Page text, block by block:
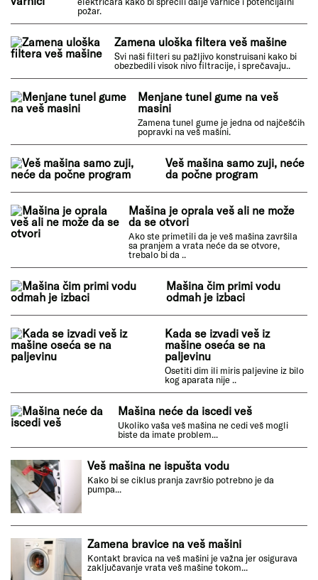
Ukoliko se ništa ne prikazuje na displeju veš
da postoji određeni kvar u elektro
komponentama.
Mašina za veš varniči
Za vas je važno da mašinu za veš iskljulite i sačekate
električara kako bi sprečili dalje varnice i potencijalni
požar.
Zamena uloška filtera veš mašine
Svi naši filteri su pažljivo konstruisani kako bi
Menjane tunel gume na veš
masini
Zamena tunel gume je jedna od najčešćih
popravki na veš mašini.
Veš mašina samo zuji, neće
da počne program
Mašina je oprala veš ali ne može
sa pranjem a vrata neće da se otvore,
trebalo bi da ..
Mašina čim primi vodu
odmah je izbaci
Kada se izvadi veš iz
mašine oseća se na
paljevinu
Osetiti dim ili miris paljevine iz bilo
kog aparata nije ..
Veš mašina ne ispušta vodu
Kako bi se ciklus pranja završio potrebno je da
pumpa...